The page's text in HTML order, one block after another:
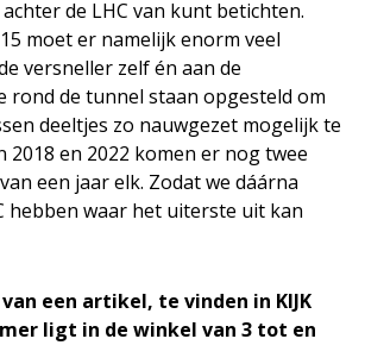
de LHC van kunt betichten.
moet er namelijk enorm veel
versneller zelf én aan de
rond de tunnel staan opgesteld om
deeltjes zo nauwgezet mogelijk te
2018 en 2022 komen er nog twee
een jaar elk. Zodat we dáárna
hebben waar het uiterste uit kan
een artikel, te vinden in KIJK
ligt in de winkel van 3 tot en